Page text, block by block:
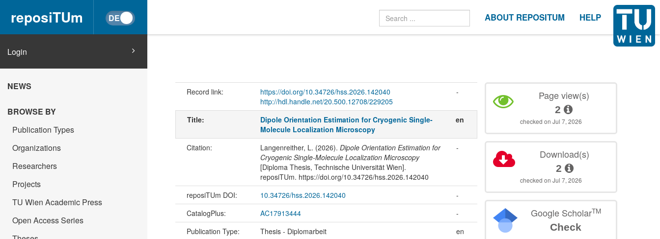
reposiTUm ABOUT REPOSITUM HELP
Login
NEWS
BROWSE BY
Publication Types
Organizations
Researchers
Projects
TU Wien Academic Press
Open Access Series
Record link:
https://doi.org/10.34726/hss.2026.142040
http://hdl.handle.net/20.500.12708/229205
-
Title:
Dipole Orientation Estimation for Cryogenic Single-
Molecule Localization Microscopy
en
Citation: Langenreither, L. (2026). Dipole Orientation Estimation for
Cryogenic Single-Molecule Localization Microscopy
[Diploma Thesis, Technische Universität Wien].
reposiTUm. https://doi.org/10.34726/hss.2026.142040
-
reposiTUm DOI: 10.34726/hss.2026.142040
-
CatalogPlus:
AC17913444
-
Publication Type:
Thesis - Diplomarbeit
en
Page view(s)
2
checked on Jul 7, 2026
Download(s)
2
checked on Jul 7, 2026
Google ScholarTM
Check